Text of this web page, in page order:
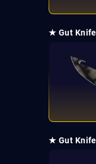
★ Gut Knife
★ Gut Knife